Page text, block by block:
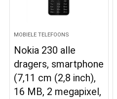
MOBIELE TELEFOONS
Nokia 230 alle
dragers, smartphone
(7,11 cm (2,8 inch),
16 MB, 2 megapixel,